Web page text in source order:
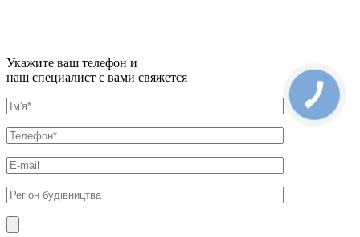
Укажите ваш телефон и
наш специалист с вами свяжется